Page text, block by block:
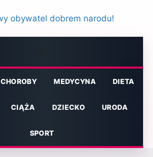
CHOROBY MEDYCYNA DIETA
CIĄŻA DZIECKO URODA
SPORT